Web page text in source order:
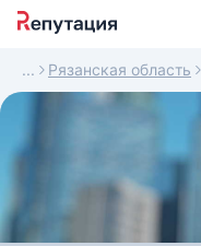
Рязанская область